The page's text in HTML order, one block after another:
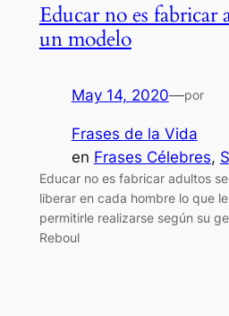
Educar no es fabricar
un modelo
May 14, 2020—por
Frases de la Vida
en Frases Célebres,
Educar no es fabricar adultos
liberar en cada hombre lo que
permitirle realizarse según su
Reboul